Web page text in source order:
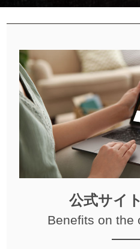
公式サイ
Benefits on the